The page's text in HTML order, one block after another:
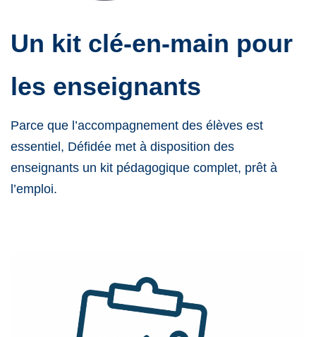
Un kit clé-en-main pour
les enseignants
Parce que l’accompagnement des élèves est
essentiel, Défidée met à disposition des
enseignants un kit pédagogique complet, prêt à
l’emploi.